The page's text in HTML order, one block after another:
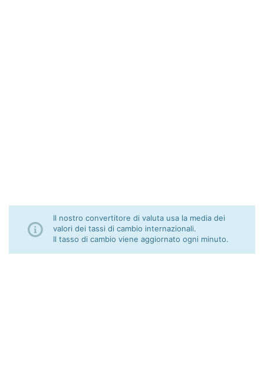
Il nostro convertitore di valuta usa la media dei
valori dei tassi di cambio internazionali.
Il tasso di cambio viene aggiornato ogni minuto.